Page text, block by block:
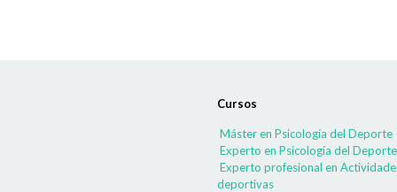
Cursos
Máster en Psicología del Deporte
Experto en Psicología del Deporte
Experto profesional en
deportivas